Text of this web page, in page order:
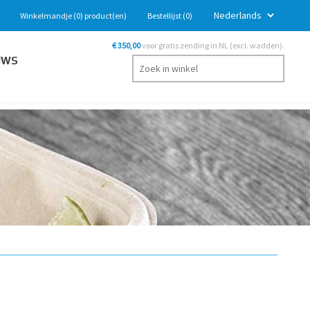
Winkelmandje (0) product(en) Bestellijst (0)
€ 350,00voor gratis zending in NL (excl. wadden).